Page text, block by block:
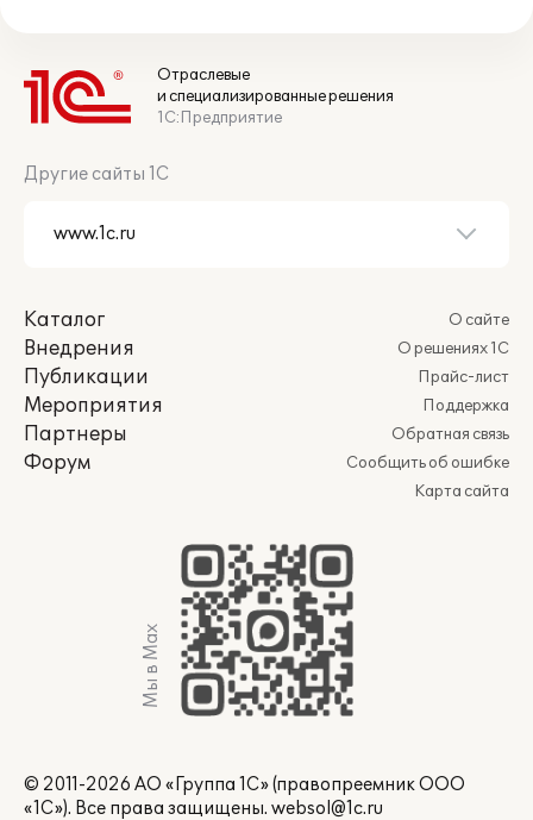
Отраслевые
и специализированные решения
1С:Предприятие
Другие сайты 1С
Каталог
Внедрения
Публикации
Мероприятия
Партнеры
Форум
О сайте
О решениях 1С
Прайс-лист
Поддержка
Обратная связь
Сообщить об ошибке
Карта сайта
Мы в Max
© 2011-2026 АО «Группа 1С» (правопреемник ООО
«1С»). Все права защищены. websol@1c.ru